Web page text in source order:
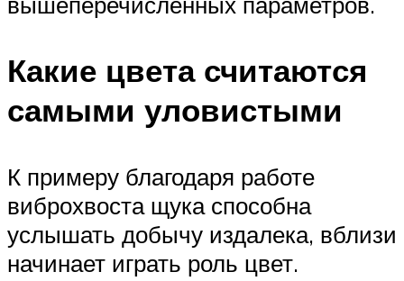
Какие цвета считаются
самыми уловистыми
К примеру благодаря работе
виброхвоста щука способна
услышать добычу издалека, вблизи
начинает играть роль цвет.